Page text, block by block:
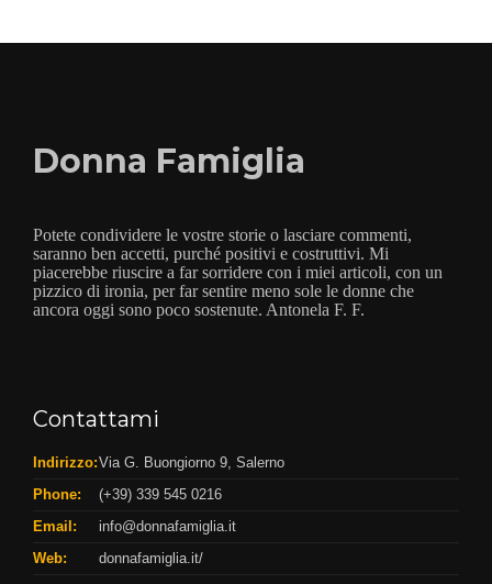
Donna Famiglia
Potete condividere le vostre storie o lasciare commenti,
saranno ben accetti, purché positivi e costruttivi. Mi
piacerebbe riuscire a far sorridere con i miei articoli, con un
pizzico di ironia, per far sentire meno sole le donne che
ancora oggi sono poco sostenute. Antonela F. F.
Contattami
Indirizzo:Via G. Buongiorno 9, Salerno
Phone:
(+39) 339 545 0216
Email:
info@donnafamiglia.it
Web:
donnafamiglia.it/